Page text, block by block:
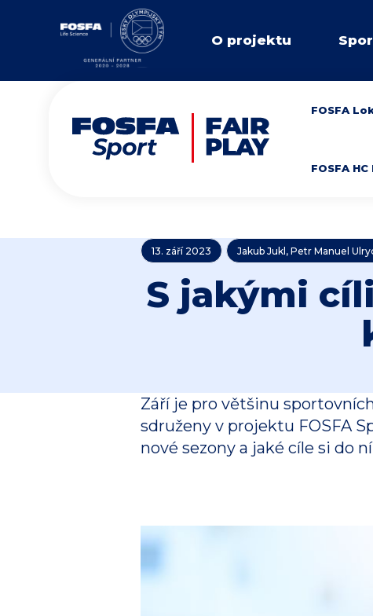
O projektu
FOSFA
FOSFA
13. září 2023 Jakub Jukl, Petr Manuel
S jakými
Září je pro většinu
sdruženy v projektu FOSFA
nové sezony a jaké cíle si do